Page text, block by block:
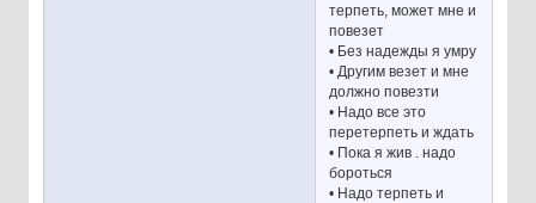
терпеть, может мне и
повезет
• Без надежды я умру
• Другим везет и мне
должно повезти
• Надо все это
перетерпеть и ждать
• Пока я жив . надо
бороться
• Надо терпеть и